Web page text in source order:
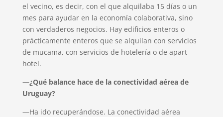
el vecino, es decir, con el que alquilaba 15 días o un
mes para ayudar en la economía colaborativa, sino
con verdaderos negocios. Hay edificios enteros o
prácticamente enteros que se alquilan con servicios
de mucama, con servicios de hotelería o de apart
hotel.
—¿Qué balance hace de la conectividad aérea de
Uruguay?
—Ha ido recuperándose. La conectividad aérea